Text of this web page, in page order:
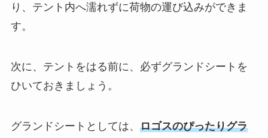
り、テント内へ濡れずに荷物の運び込みができま
す。
次に、テントをはる前に、必ずグランドシートを
ひいておきましょう。
グランドシートとしては、 ロゴスのぴったりグラ